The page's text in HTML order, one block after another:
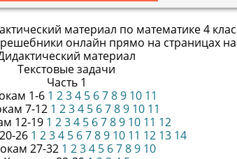
материал по математике 4
онлайн прямо на страницах
материал
Текстовые задачи
Часть 1
1-6 1 234567891011
7-12 1 234 5 6789 10 11
12-19 1 234567891011 12
26 1 234567891011 121314
27-32 1 2345678910